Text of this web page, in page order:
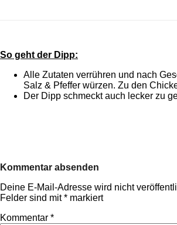
So geht der Dipp:
Alle Zutaten verrühren und nach
Salz & Pfeffer würzen. Zu den
Der Dipp schmeckt auch lecker zu
Kommentar absenden
Deine E-Mail-Adresse wird nicht
Felder sind mit* markiert
Kommentar *